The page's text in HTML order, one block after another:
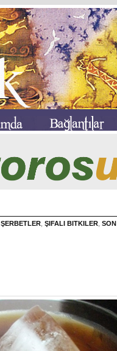
ŞERBETLER ŞIFALI BITKILER